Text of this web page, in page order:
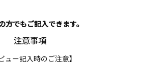
方でもご記入できます。
注意事項
ュー記入時のご注意】